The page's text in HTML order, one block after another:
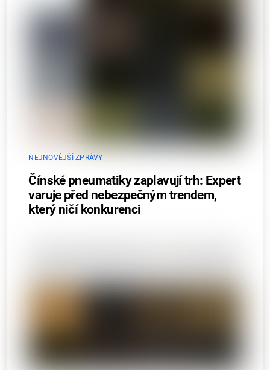
NEJNOVĚJŠÍ ZPRÁVY
Čínské pneumatiky zaplavují trh: Expert
varuje před nebezpečným trendem,
který ničí konkurenci